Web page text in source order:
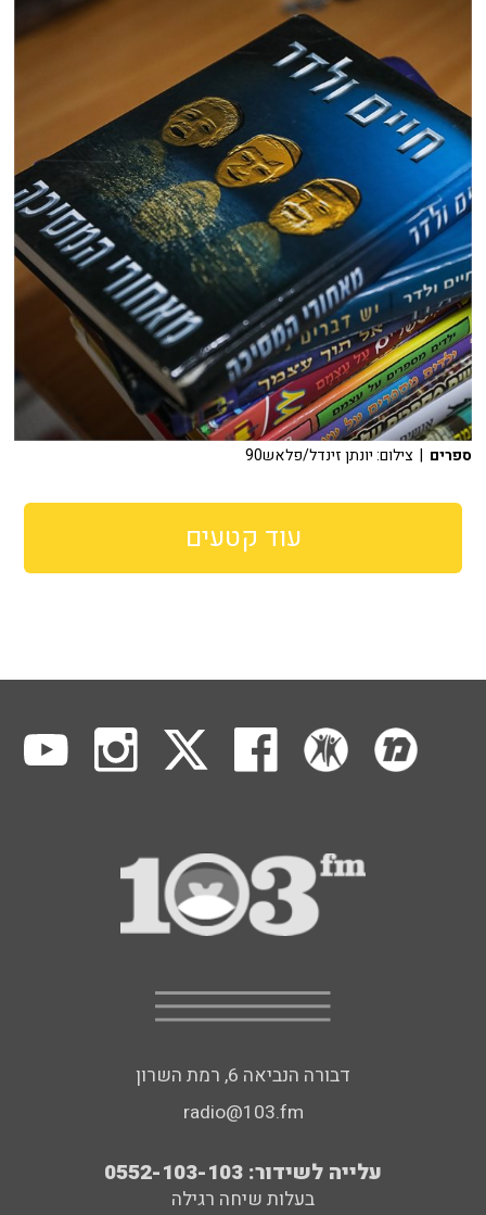
ספרים | צילום: יונתן זינדל/פלאש90
עוד קטעים
דבורה הנביאה 6, רמת השרון
radio@103.fm
עלייה לשידור: 0552-103-103
בעלות שיחה רגילה